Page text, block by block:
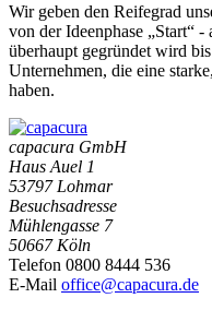
Wir geben den Reifegrad
von der Ideenphase „Start“
überhaupt gegründet wird
Unternehmen, die eine
haben.
capacura GmbH
Haus Auel 1
53797 Lohmar
Besuchsadresse
Mühlengasse 7
50667 Köln
Telefon 0800 8444 536
E-Mail office@capacura.de